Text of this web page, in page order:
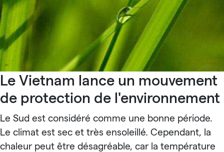
Le Vietnam lance un mouvement
de protection de l'environnement
Le Sud est considéré comme une bonne période.
Le climat est sec et très ensoleillé. Cependant, la
chaleur peut être désagréable, car la température